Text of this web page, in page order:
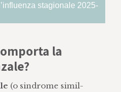
stagionale 2025-
la
(o sindrome simil-